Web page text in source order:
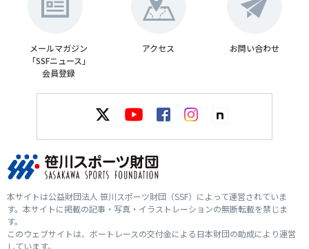
メールマガジン
「SSFニュース」
会員登録
アクセス お問い合わせ
本サイトは公益財団法人 笹川スポーツ財団（SSF）によって運営されていま
す。本サイトに掲載の記事・写真・イラストレーションの無断転載を禁じま
す。
このウェブサイトは、ボートレースの交付金による日本財団の助成により運営
しています。